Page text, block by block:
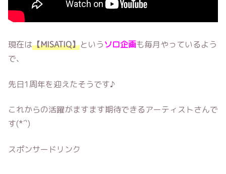
現在は【MISATIQ】というソロ企画も毎月やっているよう
で、
先日1周年を迎えたそうです♪
これからの活躍がますます期待できるアーティストさんで
す(*´`)
スポンサードリンク